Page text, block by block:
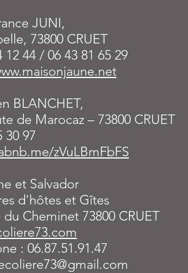
JUNI,
73800 CRUET
12 44 / 06 43 81 65 29
BLANCHET,
de Marocaz – 73800 CRUET
30 97
zVuLBmFbFS
et Salvador
d'hôtes et Gîtes
Cheminet 73800 CRUET
: 06.87.51.91.47